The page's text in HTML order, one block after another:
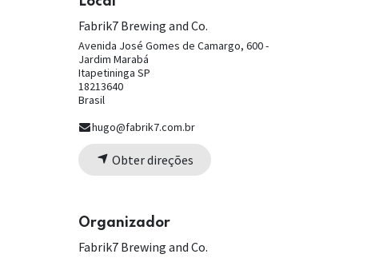
Fabrik7 Brewing and Co.
Avenida José Gomes de Camargo, 600 -
Jardim Marabá
Itapetininga SP
18213640
Brasil
hugo@fabrik7.com.br
Obter direções
Organizador
Fabrik7 Brewing and Co.